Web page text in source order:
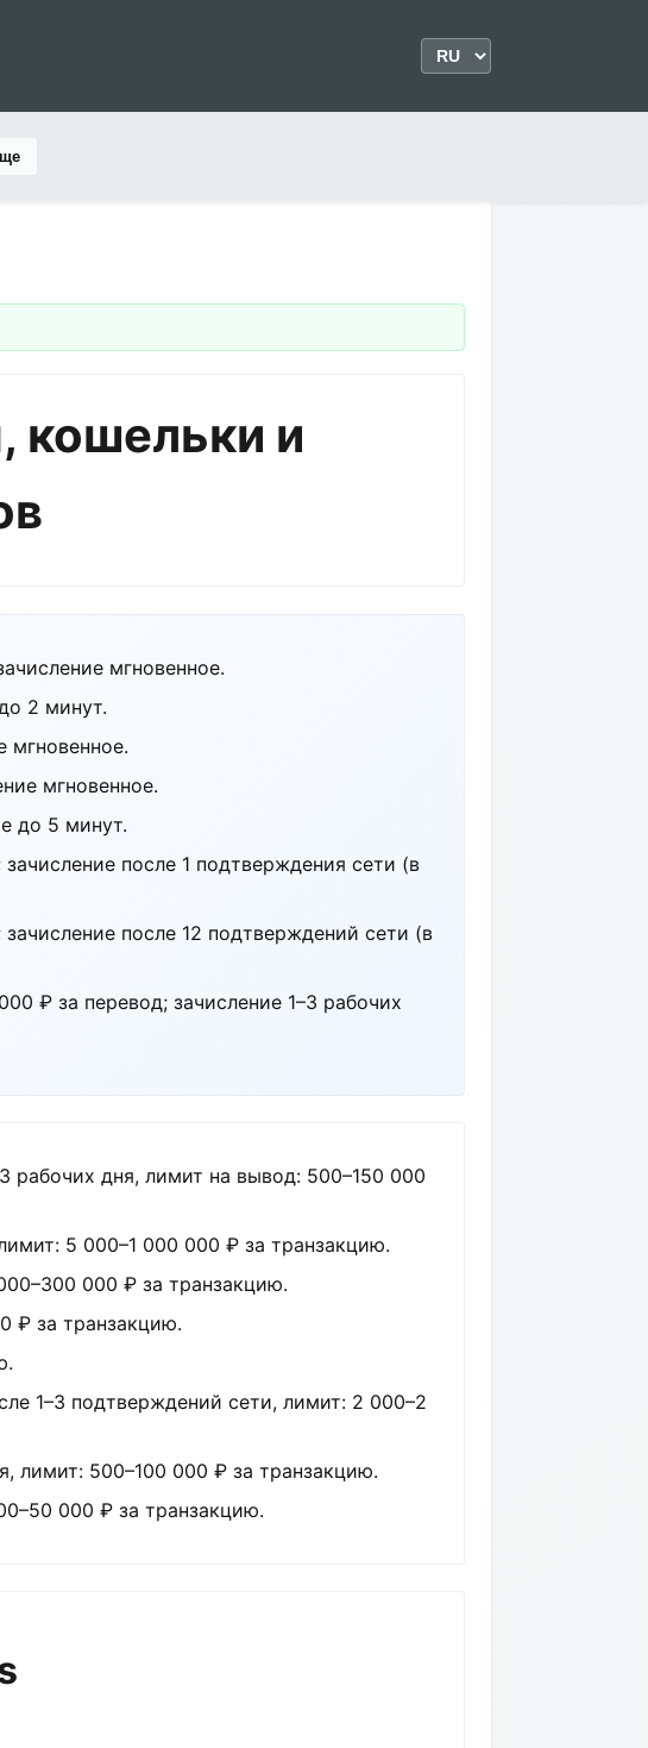
кошельки и
мгновенное.
2 минут.
мгновенное.
до 5 минут.
после 1 подтверждения сети (в
после 12 подтверждений сети (в
₽ за перевод; зачисление 1–3 рабочих
рабочих дня, лимит на вывод: 500–150 000
5 000–1 000 000 ₽ за транзакцию.
000 ₽ за транзакцию.
₽ за транзакцию.
1–3 подтверждений сети, лимит: 2 000–2
лимит: 500–100 000 ₽ за транзакцию.
000 ₽ за транзакцию.